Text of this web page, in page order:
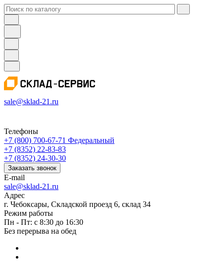
sale@sklad-21.ru
Телефоны
+7 (800) 700-67-71 Федеральный
+7 (8352) 22-83-83
+7 (8352) 24-30-30
Заказать звонок
E-mail
sale@sklad-21.ru
Адрес
г. Чебоксары, Складской проезд 6, склад 34
Режим работы
Пн - Пт: с 8:30 до 16:30
Без перерыва на обед